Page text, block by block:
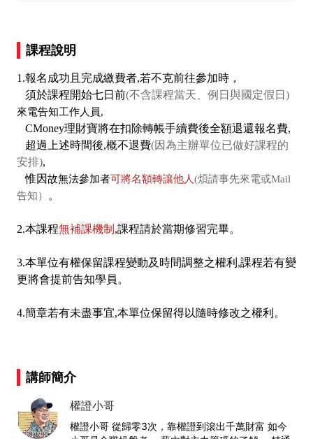
課程說明
1.報名成功且完成繳費者,若不克前往參加時，
須於課程開始七日前(不含課程當天、例日與國定假日)
來電告知工作人員,
CMoney理財寶將在扣除轉帳手續費後全額退還報名費,
超過上述時間後,概不退費(因為主辦單位已做好課程的
安排),
惟因故無法參加者可將名額轉讓他人(煩請事先來電或Mail
告知）
。
2.本課程無補課機制,課程請於當期修習完畢。
3.本單位有權保留課程變動及時間調整之權利,課程若有變
更將會提前告知學員。
4.簡章若有未盡事宜,本單位保留得以隨時修改之權利。
講師簡介
權證小哥
權證小哥 從歸零3次，靠權證到滾出千萬財富 如今